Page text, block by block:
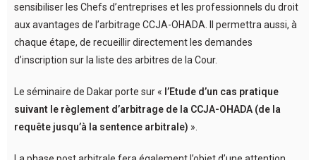
sensibiliser les Chefs d’entreprises et les professionnels du droit
aux avantages de l’arbitrage CCJA-OHADA. Il permettra aussi, à
chaque étape, de recueillir directement les demandes
d’inscription sur la liste des arbitres de la Cour.
Le séminaire de Dakar porte sur « l’Etude d’un cas pratique
suivant le règlement d’arbitrage de la CCJA-OHADA (de la
requête jusqu’à la sentence arbitrale) ».